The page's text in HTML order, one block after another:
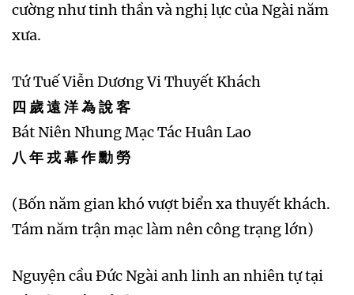
cường như tinh thần và nghị lực của Ngài năm
xưa.
Tứ Tuế Viễn Dương Vi Thuyết Khách
四 歲 遠 洋 為 說 客
Bát Niên Nhung Mạc Tác Huân Lao
八 年 戎 幕 作 勳 勞
(Bốn năm gian khó vượt biển xa thuyết khách.
Tám năm trận mạc làm nên công trạng lớn)
Nguyện cầu Đức Ngài anh linh an nhiên tự tại